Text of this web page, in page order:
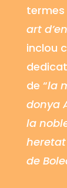
termes
art
inclou
de “la
donya
la
de